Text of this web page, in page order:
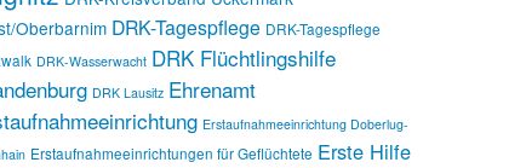
Oberbarnim DRK-Tagespflege DRK-Tagespflege
DRK-Wasserwacht DRK Flüchtlingshilfe
DRK Lausitz Ehrenamt
Erstaufnahmeeinrichtung Doberlug-
Erstaufnahmeeinrichtungen für Geflüchtete Erste Hilfe